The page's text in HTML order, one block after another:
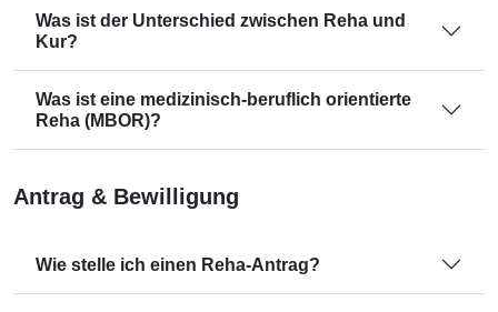
Was ist der Unterschied zwischen Reha und
Kur?
Was ist eine medizinisch-beruflich orientierte
Reha (MBOR)?
Antrag & Bewilligung
Wie stelle ich einen Reha-Antrag?